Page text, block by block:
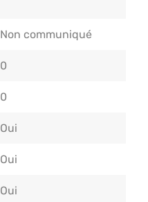
Non communiqué
0
0
Oui
Oui
Oui